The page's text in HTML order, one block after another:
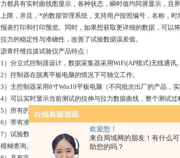
欢迎您！
来自局域网的朋友！有什么
助您的吗？
力都具有实时曲线图显示，各种状态，瞬时值均同屏显示，且
上限，并且，*的数据管理系统，支持用户按照编号，名称，
报表打印和打印预览。同时，如果想获取更详细的数据，可以
拉力的稳定性与准确性，改善了试验数据误差值。
沥青纤维拉拔试验仪产品特点：
1）分立式控制器设计，数据采集器采用WiFi(AP模式)无线通讯。
2）控制器在脱离平板电脑的情况下可独立工作。
3）主控制器采用8寸Win10平板电脑（不同批次出厂的产品，实
4）可以实时显示当前测试的拉伸与拉力数据曲线，整个测试过
5）所有的测试值，设置参数，瞬时值，以及计算值均可以同屏
6）带有准确滤波算法，可以提升数据的准确性。
7）试验数据自动保存(采用ACCESS数据库保存)。保存的记
模糊查询。